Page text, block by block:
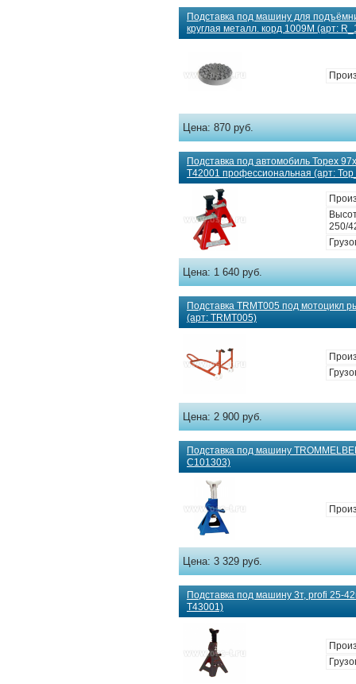
Подставка под машину для
круглая металл. корд 1009M (арт:
Цена:870 руб.
Подставка под автомобиль Topex
T42001 профессиональная (арт:
250/
Цена:1 640 руб.
Подставка TRMT005 под мотоцикл
(арт: TRMT005)
Цена:2 900 руб.
Подставка под машину
C101303)
Цена:3 329 руб.
Подставка под машину 3т, profi 25-
T43001)